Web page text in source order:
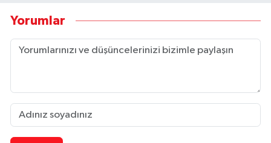
Yorumlar